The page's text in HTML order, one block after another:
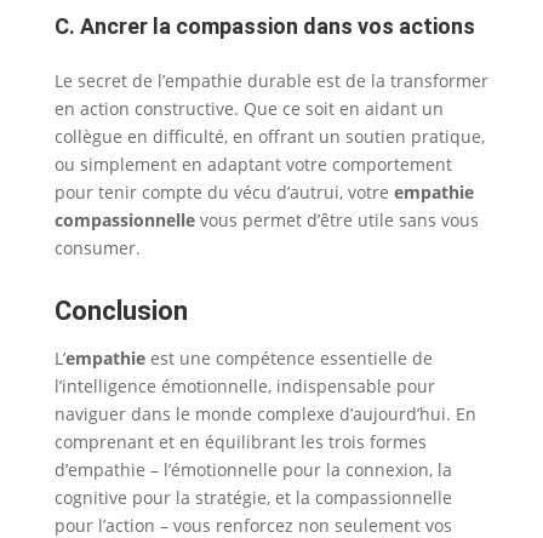
C. Ancrer la compassion dans vos actions
Le secret de l’empathie durable est de la transformer
en action constructive. Que ce soit en aidant un
collègue en difficulté, en offrant un soutien pratique,
ou simplement en adaptant votre comportement
pour tenir compte du vécu d’autrui, votre empathie
compassionnellevous permet d’être utile sans vous
consumer.
Conclusion
L’empathieest une compétence essentielle de
l’intelligence émotionnelle, indispensable pour
naviguer dans le monde complexe d’aujourd’hui. En
comprenant et en équilibrant les trois formes
d’empathie – l’émotionnelle pour la connexion, la
cognitive pour la stratégie, et la compassionnelle
pour l’action – vous renforcez non seulement vos